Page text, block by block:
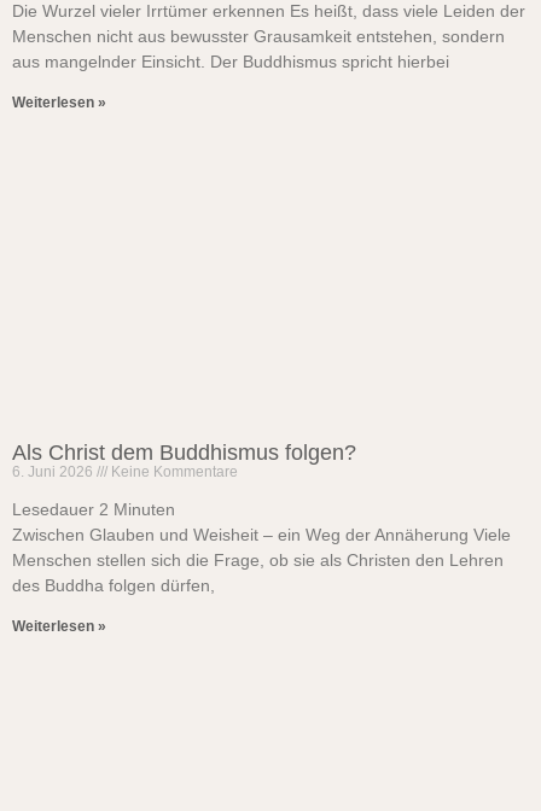
Die Wurzel vieler Irrtümer erkennen Es heißt, dass viele Leiden der
Menschen nicht aus bewusster Grausamkeit entstehen, sondern
aus mangelnder Einsicht. Der Buddhismus spricht hierbei
Weiterlesen »
Als Christ dem Buddhismus folgen?
6. Juni 2026 Keine Kommentare
Lesedauer 2 Minuten
Zwischen Glauben und Weisheit – ein Weg der Annäherung Viele
Menschen stellen sich die Frage, ob sie als Christen den Lehren
des Buddha folgen dürfen,
Weiterlesen »